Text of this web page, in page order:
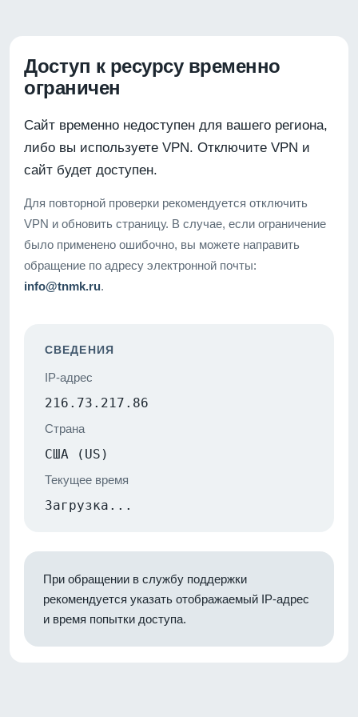
Доступ к ресурсу временно
ограничен
Сайт временно недоступен для вашего региона,
либо вы используете VPN. Отключите VPN и
сайт будет доступен.
Для повторной проверки рекомендуется отключить
VPN и обновить страницу. В случае, если ограничение
было применено ошибочно, вы можете направить
обращение по адресу электронной почты:
info@tnmk.ru.
СВЕДЕНИЯ
IP-адрес
216.73.217.86
Страна
США (US)
Текущее время
Загрузка...
При обращении в службу поддержки
рекомендуется указать отображаемый IP-адрес
и время попытки доступа.